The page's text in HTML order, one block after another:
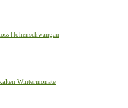
Hohenschwangau
Wintermonate